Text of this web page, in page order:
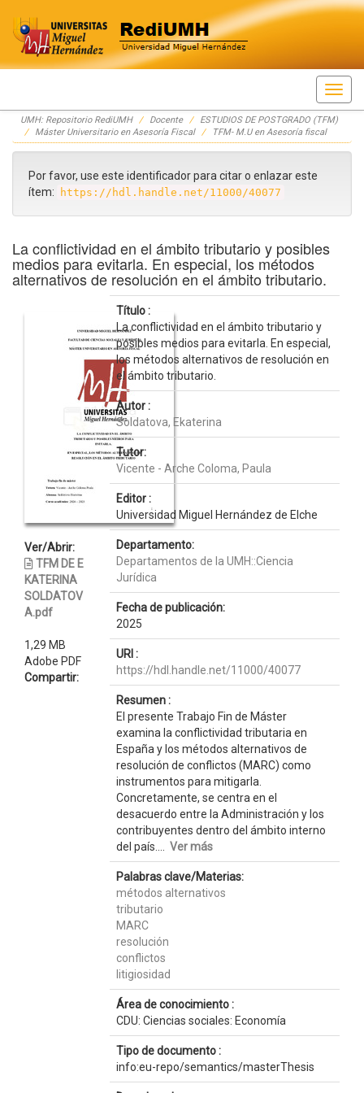
Skip
navigation
UMH: Repositorio RediUMH Docente
ESTUDIOS DE POSTGRADO (TFM)
Máster Universitario en Asesoría Fiscal
TFM- M.U en Asesoría fiscal
Por favor, use este identificador para citar o enlazar este
ítem:
https://hdl.handle.net/11000/40077
La conflictividad en el ámbito tributario y posibles
medios para evitarla. En especial, los métodos
alternativos de resolución en el ámbito tributario.
Ver/Abrir:
TFM DE E
KATERINA
SOLDATOV
A.pdf
1,29 MB
Adobe PDF
Compartir:
Título :
La conflictividad en el ámbito tributario y
posibles medios para evitarla. En especial,
los métodos alternativos de resolución en
el ámbito tributario.
Autor :
Soldatova, Ekaterina
Tutor:
Vicente - Arche Coloma, Paula
Editor :
Universidad Miguel Hernández de Elche
Departamento:
Departamentos de la UMH::Ciencia
Jurídica
Fecha de publicación:
2025
URI :
https://hdl.handle.net/11000/40077
Resumen :
El presente Trabajo Fin de Máster
examina la conflictividad tributaria en
España y los métodos alternativos de
resolución de conflictos (MARC) como
instrumentos para mitigarla.
Concretamente, se centra en el
desacuerdo entre la Administración y los
contribuyentes dentro del ámbito interno
del país.... Ver más
Palabras clave/Materias:
métodos alternativos
tributario
MARC
resolución
conflictos
litigiosidad
Área de conocimiento :
CDU: Ciencias sociales: Economía
Tipo de documento :
info:eu-repo/semantics/masterThesis